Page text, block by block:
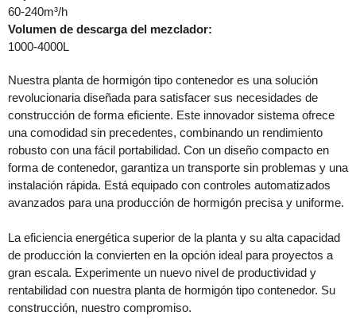
60-240m³/h
Volumen de descarga del mezclador:
1000-4000L
Nuestra planta de hormigón tipo contenedor es una solución
revolucionaria diseñada para satisfacer sus necesidades de
construcción de forma eficiente. Este innovador sistema ofrece
una comodidad sin precedentes, combinando un rendimiento
robusto con una fácil portabilidad. Con un diseño compacto en
forma de contenedor, garantiza un transporte sin problemas y una
instalación rápida. Está equipado con controles automatizados
avanzados para una producción de hormigón precisa y uniforme.
La eficiencia energética superior de la planta y su alta capacidad
de producción la convierten en la opción ideal para proyectos a
gran escala. Experimente un nuevo nivel de productividad y
rentabilidad con nuestra planta de hormigón tipo contenedor. Su
construcción, nuestro compromiso.